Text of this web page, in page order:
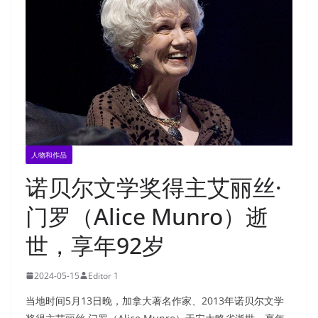
人物和作品
诺贝尔文学奖得主艾丽丝·
门罗（Alice Munro）逝
世，享年92岁
2024-05-15 Editor 1
当地时间5月13日晚，加拿大著名作家、2013年诺贝尔文学